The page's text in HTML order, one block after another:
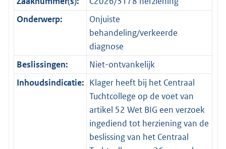
Onderwerp:
Onjuiste
behandeling/verkeerde
diagnose
Beslissingen:
Niet-ontvankelijk
Inhoudsindicatie: Klager heeft bij het Centraal
Tuchtcollege op de voet van
artikel 52 Wet BIG een verzoek
ingediend tot herziening van de
beslissing van het Centraal